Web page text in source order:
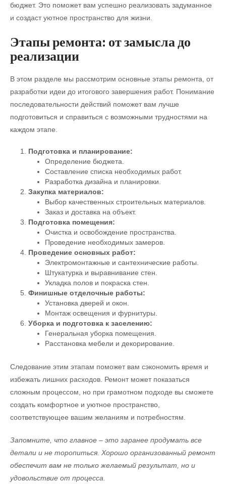
бюджет. Это поможет вам успешно реализовать задуманное
и создаст уютное пространство для жизни.
Этапы ремонта: от замысла до
реализации
В этом разделе мы рассмотрим основные этапы ремонта, от
разработки идеи до итогового завершения работ. Понимание
последовательности действий поможет вам лучше
подготовиться и справиться с возможными трудностями на
каждом этапе.
Подготовка и планирование:
Определение бюджета.
Составление списка необходимых работ.
Разработка дизайна и планировки.
Закупка материалов:
Выбор качественных строительных материалов.
Заказ и доставка на объект.
Подготовка помещения:
Очистка и освобождение пространства.
Проведение необходимых замеров.
Проведение основных работ:
Электромонтажные и сантехнические работы.
Штукатурка и выравнивание стен.
Укладка полов и покраска стен.
Финишные отделочные работы:
Установка дверей и окон.
Монтаж освещения и фурнитуры.
Уборка и подготовка к заселению:
Генеральная уборка помещения.
Расстановка мебели и декорирование.
Следование этим этапам поможет вам сэкономить время и
избежать лишних расходов. Ремонт может показаться
сложным процессом, но при грамотном подходе вы сможете
создать комфортное и уютное пространство,
соответствующее вашим желаниям и потребностям.
Запомните, что главное – это заранее продумать все
детали и не торопиться. Хорошо организованный ремонт
обеспечит вам не только желаемый результат, но и
удовольствие от процесса.